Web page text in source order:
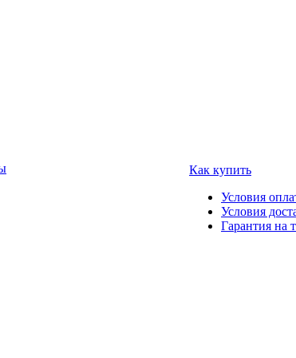
Как купить
Условия
Условия
Гарантия на